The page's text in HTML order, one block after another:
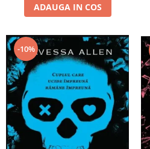
ADAUGA IN COS
-10%